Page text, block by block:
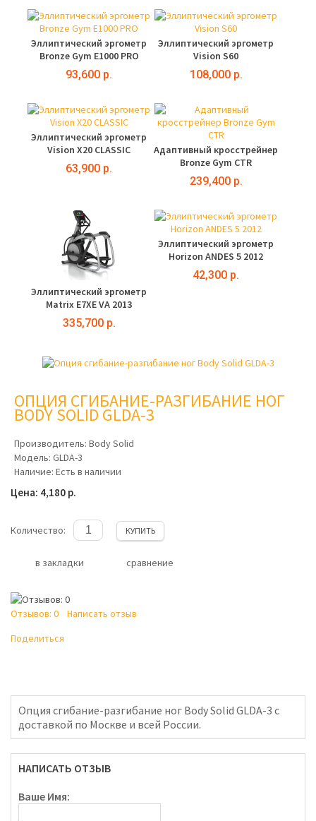
Эллиптический эргометр
Bronze Gym E1000 PRO
93,600 р.
Эллиптический эргометр
Vision S60
108,000 р.
Эллиптический эргометр
Vision X20 CLASSIC
63,900 р.
Адаптивный кросстрейнер
Bronze Gym CTR
239,400 р.
Эллиптический эргометр
Matrix E7XE VA 2013
335,700 р.
Эллиптический эргометр
Horizon ANDES 5 2012
42,300 р.
ОПЦИЯ СГИБАНИЕ-РАЗГИБАНИЕ НОГ
BODY SOLID GLDA-3
Производитель: Body Solid
Модель: GLDA-3
Наличие: Есть в наличии
Цена: 4,180 р.
Количество: КУПИТЬ
в закладки сравнение
Отзывов: 0
Написать отзыв
Поделиться
Опция сгибание-разгибание ног Body Solid GLDA-3 с
доставкой по Москве и всей России.
НАПИСАТЬ ОТЗЫВ
Ваше Имя: